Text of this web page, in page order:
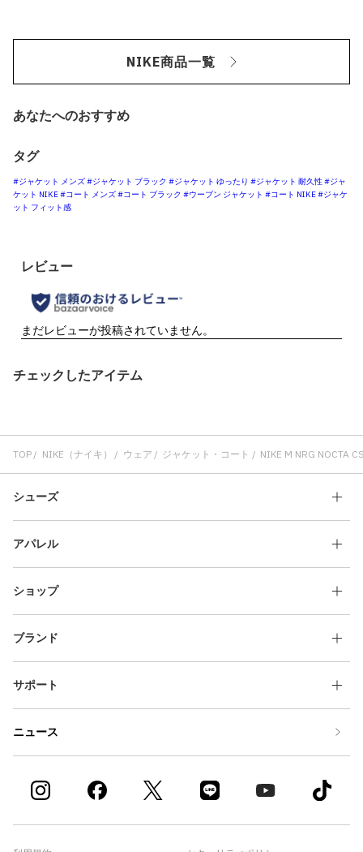
NIKE商品一覧
あなたへのおすすめ
タグ
#ジャケット メンズ#ジャケット ブラック #ジャケット ゆったり #ジャケット 耐久性#ジャ
ケット NIKE#コート メンズ#コート ブラック #ウーブン ジャケット #コート NIKE#ジャケ
ット フィット感
チェックしたアイテム
TOP NIKE（ナイキ） ウェア ジャケット・コート NIKE M NRG NOCTA
シューズ
アパレル
ショップ
ブランド
サポート
ニュース